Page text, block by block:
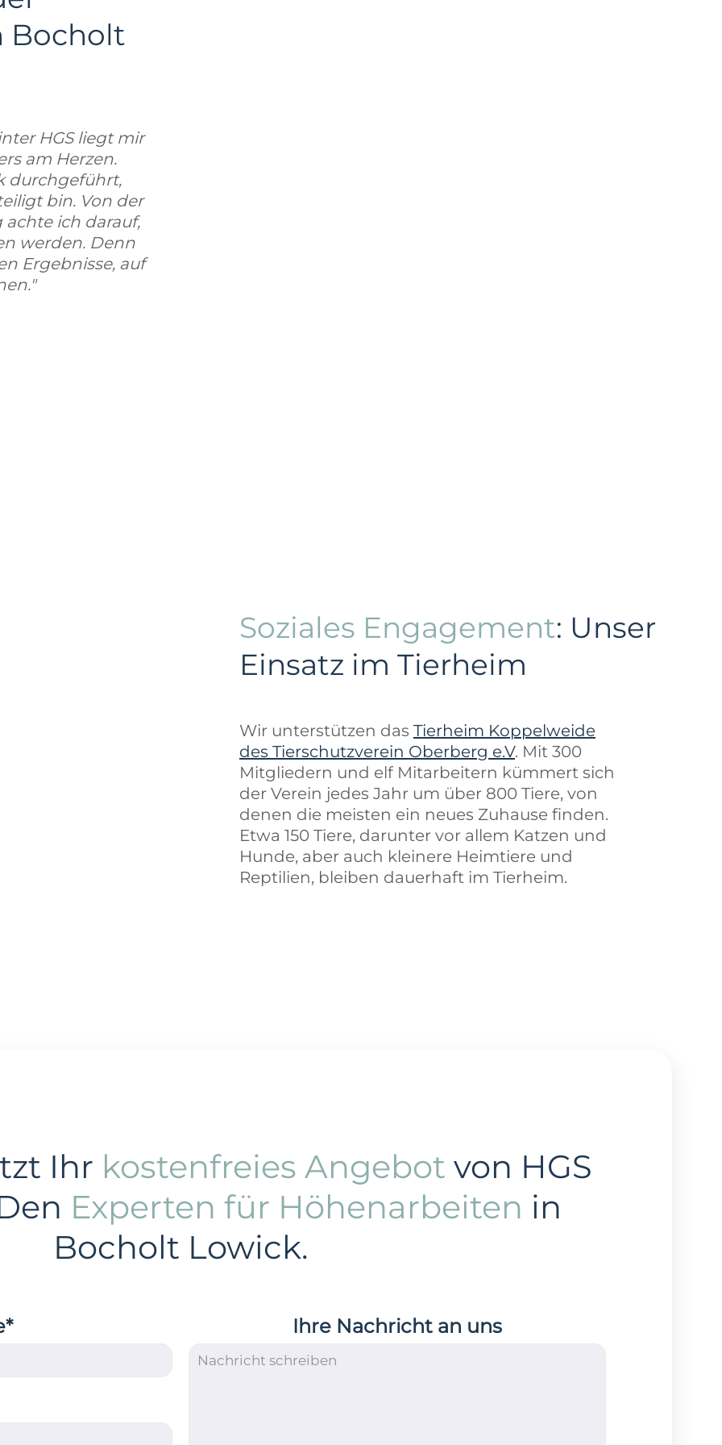
Bocholt
HGS liegt mir
am Herzen.
durchgeführt,
bin. Von der
ich darauf,
werden. Denn
Ergebnisse, auf
Soziales Engagement: Unser
Einsatz im Tierheim
Wir unterstützen das Tierheim Koppelweide
des Tierschutzverein Oberberg e.V. Mit 300
Mitgliedern und elf Mitarbeitern kümmert sich
der Verein jedes Jahr um über 800 Tiere, von
denen die meisten ein neues Zuhause finden.
Etwa 150 Tiere, darunter vor allem Katzen und
Hunde, aber auch kleinere Heimtiere und
Reptilien, bleiben dauerhaft im Tierheim.
Ihr kostenfreies Angebot von HGS
Experten für Höhenarbeiten in
Bocholt Lowick.
Ihre Nachricht an uns